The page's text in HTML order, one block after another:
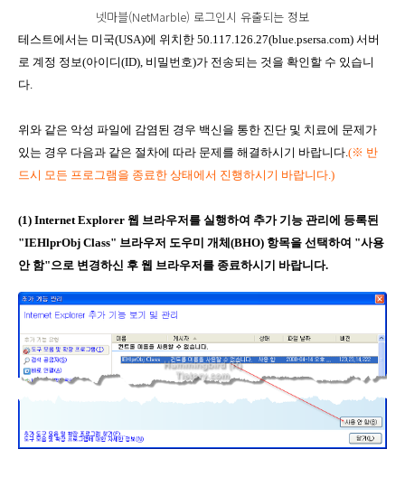
넷마블(NetMarble) 로그인시 유출되는 정보
테스트에서는 미국(USA)에 위치한 50.117.126.27(blue.psersa.com) 서버
로 계정 정보(아이디(ID), 비밀번호)가 전송되는 것을 확인할 수 있습니
다.
위와 같은 악성 파일에 감염된 경우 백신을 통한 진단 및 치료에 문제가
있는 경우 다음과 같은 절차에 따라 문제를 해결하시기 바랍니다.(※ 반
드시 모든 프로그램을 종료한 상태에서 진행하시기 바랍니다.)
(1) Internet Explorer 웹 브라우저를 실행하여 추가 기능 관리에 등록된
"IEHlprObj Class" 브라우저 도우미 개체(BHO) 항목을 선택하여 "사용
안 함"으로 변경하신 후 웹 브라우저를 종료하시기 바랍니다.